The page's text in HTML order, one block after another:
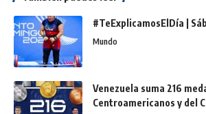
#TeExplicamosElDía |
Mundo
Venezuela suma 216
Centroamericanos y del